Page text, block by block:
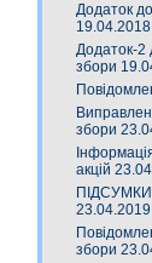
Додаток
19.04.2018
Додаток-2
збори
збори
акцій
23.04.2019
збори